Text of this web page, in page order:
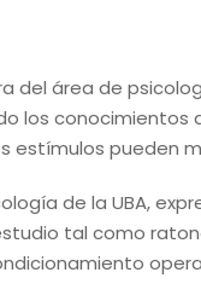
del área de
los conocimientos
pueden
de la UBA,
tal como